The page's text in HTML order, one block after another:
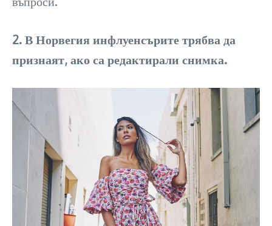
2. В Норвегия инфлуенсърите трябва да
признаят, ако са редактирали снимка.